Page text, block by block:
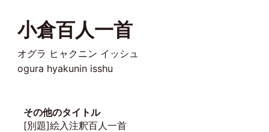
小倉百人一首
オグラ ヒャクニン イッシュ
ogura hyakunin isshu
その他のタイトル
[別題]絵入注釈百人一首